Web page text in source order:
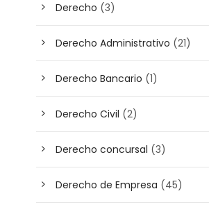
Derecho (3)
Derecho Administrativo (21)
Derecho Bancario (1)
Derecho Civil (2)
Derecho concursal (3)
Derecho de Empresa (45)